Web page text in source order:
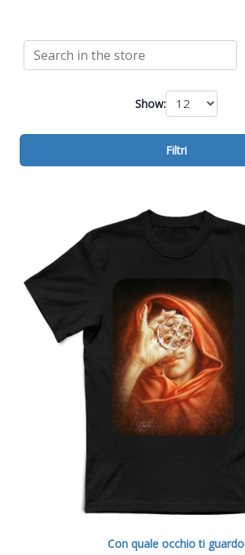
Con quale occhio ti guardo
Show:
Filtri